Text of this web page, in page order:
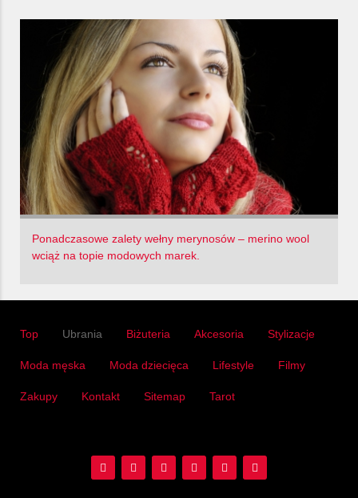
Ponadczasowe zalety wełny merynosów – merino wool
wciąż na topie modowych marek.
Top Ubrania Biżuteria Akcesoria Stylizacje
Moda męska Moda dziecięca Lifestyle Filmy
Zakupy Kontakt Sitemap Tarot